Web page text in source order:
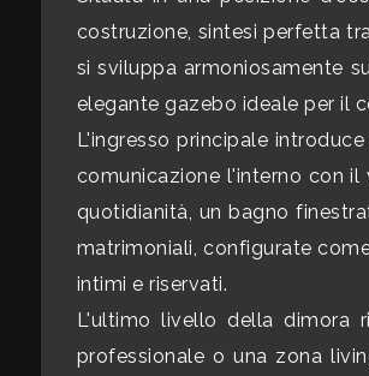
costruzione, sintesi perfetta
si sviluppa armoniosamente
elegante gazebo ideale per il
L'ingresso principale
comunicazione l'interno con
quotidianità, un bagno
matrimoniali, configurate
intimi e riservati.
L'ultimo livello della dimora
professionale o una zona
Totale
Locali
minimi